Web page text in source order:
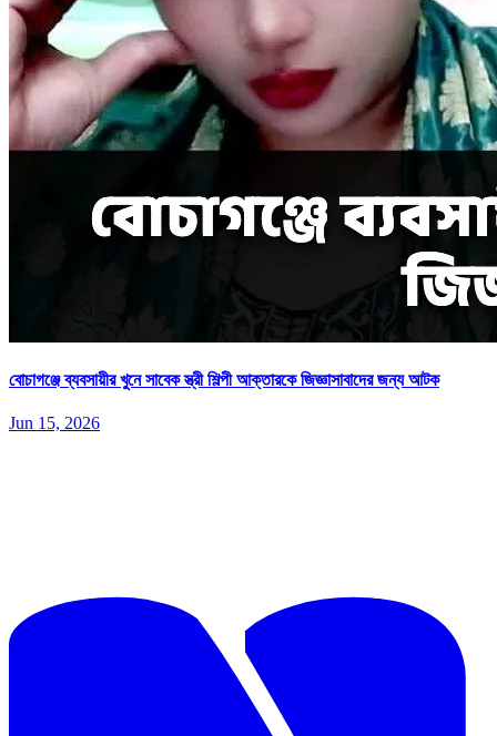
বোচাগঞ্জে ব্যবসায়ীর খুনে সাবেক স্ত্রী শিল্পী আক্তারকে জিজ্ঞাসাবাদের জন্য আটক
Jun 15, 2026